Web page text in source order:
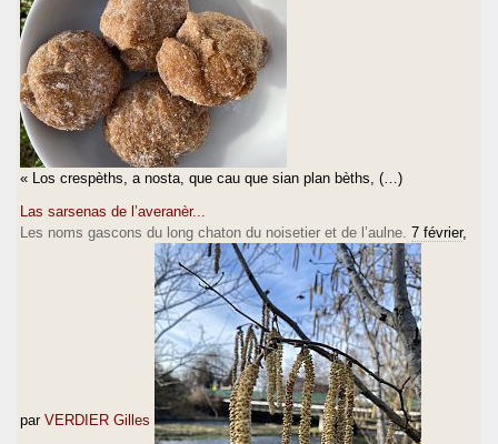
« Los crespèths, a nosta, que cau que sian plan bèths, (…)
Las sarsenas de l’averanèr...
Les noms gascons du long chaton du noisetier et de l’aulne. 7 février,
par VERDIER Gilles